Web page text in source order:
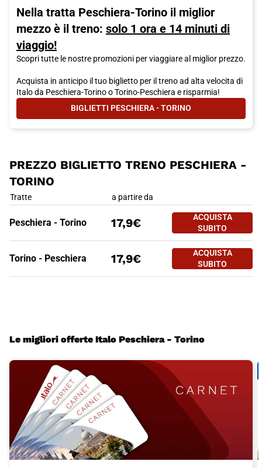
Nella tratta Peschiera-Torino il miglior
mezzo è il treno: solo 1 ora e 14 minuti di
viaggio!
Scopri tutte le nostre promozioni per viaggiare al miglior prezzo.
Acquista in anticipo il tuo biglietto per il treno ad alta velocita di
Italo da Peschiera-Torino o Torino-Peschiera e risparmia!
BIGLIETTI PESCHIERA - TORINO
- NELLA TRATTA PESCHIERA-
PREZZO BIGLIETTO TRENO PESCHIERA -
TORINO
PREZZO BIGLIETTO TRENO
Tratte a partire da
Peschiera - Torino 17,9€
ACQUISTA
SUBITO
PREZZO BIGLIETTO TRENO
Torino - Peschiera 17,9€
ACQUISTA
SUBITO
Le migliori offerte Italo Peschiera - Torino